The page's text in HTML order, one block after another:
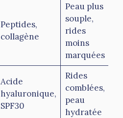
Peptides,
collagène
Peau plus
souple,
rides
moins
marquées
Acide
hyaluronique,
SPF30
Rides
comblées,
peau
hydratée